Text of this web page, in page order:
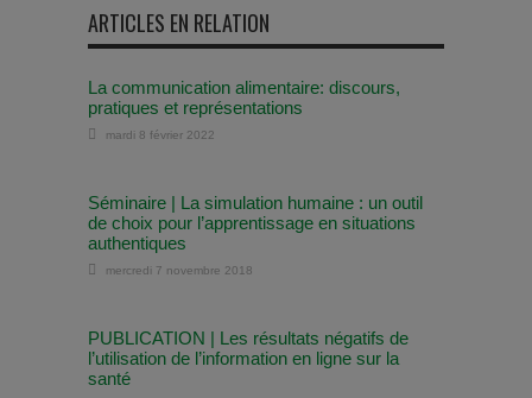
ARTICLES EN RELATION
La communication alimentaire: discours,
pratiques et représentations
mardi 8 février 2022
Séminaire | La simulation humaine : un outil
de choix pour l’apprentissage en situations
authentiques
mercredi 7 novembre 2018
PUBLICATION | Les résultats négatifs de
l’utilisation de l’information en ligne sur la
santé